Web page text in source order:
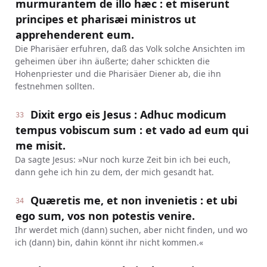
murmurantem de illo hæc : et miserunt
principes et pharisæi ministros ut
apprehenderent eum.
Die Pharisäer erfuhren, daß das Volk solche Ansichten im
geheimen über ihn äußerte; daher schickten die
Hohenpriester und die Pharisäer Diener ab, die ihn
festnehmen sollten.
33
Dixit ergo eis Jesus : Adhuc modicum
tempus vobiscum sum : et vado ad eum qui
me misit.
Da sagte Jesus: »Nur noch kurze Zeit bin ich bei euch,
dann gehe ich hin zu dem, der mich gesandt hat.
34
Quæretis me, et non invenietis : et ubi
ego sum, vos non potestis venire.
Ihr werdet mich (dann) suchen, aber nicht finden, und wo
ich (dann) bin, dahin könnt ihr nicht kommen.«